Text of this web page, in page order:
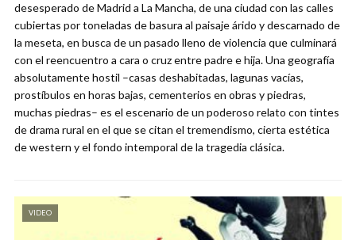
desesperado de Madrid a La Mancha, de una ciudad con las calles
cubiertas por toneladas de basura al paisaje árido y descarnado de
la meseta, en busca de un pasado lleno de violencia que culminará
con el reencuentro a cara o cruz entre padre e hija. Una geografía
absolutamente hostil –casas deshabitadas, lagunas vacías,
prostíbulos en horas bajas, cementerios en obras y piedras,
muchas piedras– es el escenario de un poderoso relato con tintes
de drama rural en el que se citan el tremendismo, cierta estética
de western y el fondo intemporal de la tragedia clásica.
VIDEO